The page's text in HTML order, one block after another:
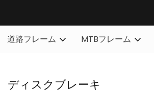
道路フレーム MTBフレーム
ディスクブレーキ